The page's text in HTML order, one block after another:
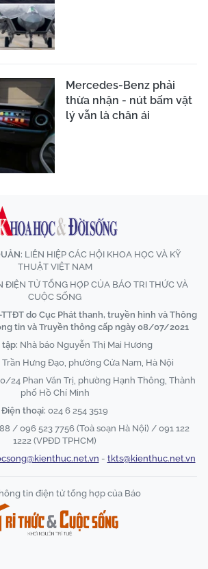
Mercedes-Benz phải
thừa nhận - nút bấm vật
lý vẫn là chân ái
LIÊN HIỆP CÁC HỘI KHOA HỌC VÀ KỸ
THUẬT VIỆT NAM
ĐIỆN TỬ TỔNG HỢP CỦA BÁO TRI THỨC VÀ
CUỘC SỐNG
TTĐT do Cục Phát thanh, truyền hình và Thông
tin và Truyền thông cấp ngày 08/07/2021
Nhà báo Nguyễn Thị Mai Hương
Trần Hưng Đạo, phường Cửa Nam, Hà Nội
24 Phan Văn Trị, phường Hạnh Thông, Thành
phố Hồ Chí Minh
Điện thoại: 024 6 254 3519
/ 096 523 7756 (Toà soạn Hà Nội) / 091 122
1222 (VPĐD TPHCM)
- tkts@kienthuc.net.vn
tin điện tử tổng hợp của Báo